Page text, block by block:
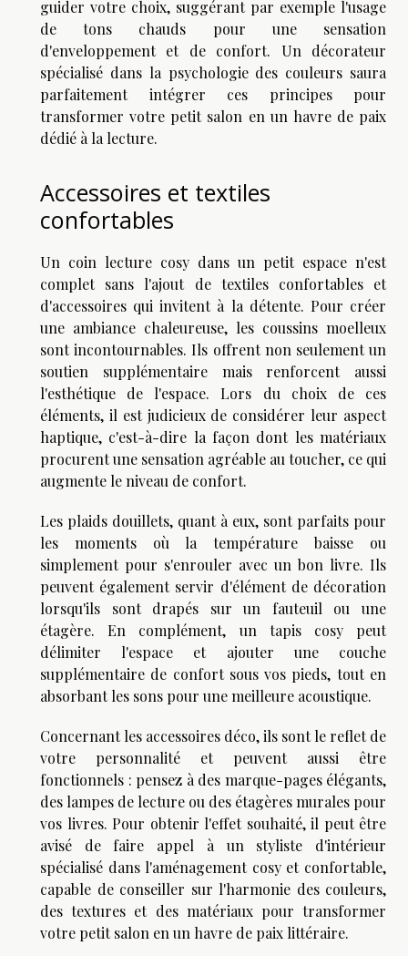
guider votre choix, suggérant par exemple l'usage
de tons chauds pour une sensation
d'enveloppement et de confort. Un décorateur
spécialisé dans la psychologie des couleurs saura
parfaitement intégrer ces principes pour
transformer votre petit salon en un havre de paix
dédié à la lecture.
Accessoires et textiles
confortables
Un coin lecture cosy dans un petit espace n'est
complet sans l'ajout de textiles confortables et
d'accessoires qui invitent à la détente. Pour créer
une ambiance chaleureuse, les coussins moelleux
sont incontournables. Ils offrent non seulement un
soutien supplémentaire mais renforcent aussi
l'esthétique de l'espace. Lors du choix de ces
éléments, il est judicieux de considérer leur aspect
haptique, c'est-à-dire la façon dont les matériaux
procurent une sensation agréable au toucher, ce qui
augmente le niveau de confort.
Les plaids douillets, quant à eux, sont parfaits pour
les moments où la température baisse ou
simplement pour s'enrouler avec un bon livre. Ils
peuvent également servir d'élément de décoration
lorsqu'ils sont drapés sur un fauteuil ou une
étagère. En complément, un tapis cosy peut
délimiter l'espace et ajouter une couche
supplémentaire de confort sous vos pieds, tout en
absorbant les sons pour une meilleure acoustique.
Concernant les accessoires déco, ils sont le reflet de
votre personnalité et peuvent aussi être
fonctionnels : pensez à des marque-pages élégants,
des lampes de lecture ou des étagères murales pour
vos livres. Pour obtenir l'effet souhaité, il peut être
avisé de faire appel à un styliste d'intérieur
spécialisé dans l'aménagement cosy et confortable,
capable de conseiller sur l'harmonie des couleurs,
des textures et des matériaux pour transformer
votre petit salon en un havre de paix littéraire.